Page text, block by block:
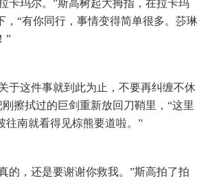
卡玛尔。”斯高树起大拇指，在拉卡玛
，“有你同行，事情变得简单很多。莎琳
”
于这件事就到此为止，不要再纠缠不休
擦拭过的巨剑重新放回刀鞘里，“这里
往南就看得见棕熊要道啦。”
的，还是要谢谢你救我。”斯高拍了拍